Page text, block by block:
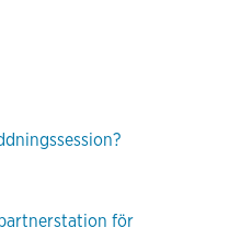
för